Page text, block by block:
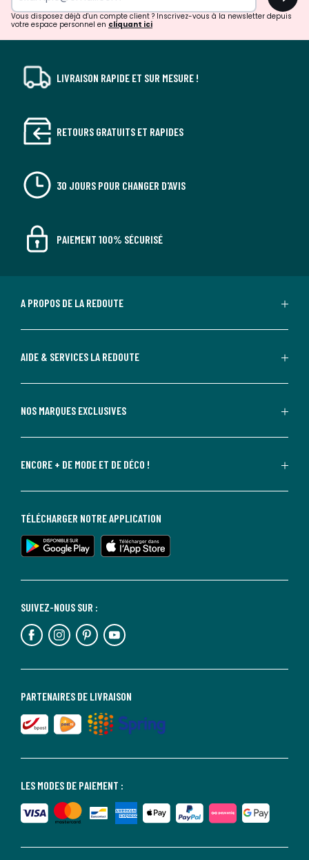
Vous disposez déjà d'un compte client ? Inscrivez-vous à la newsletter depuis
votre espace personnel en cliquant ici
LIVRAISON RAPIDE ET SUR MESURE !
RETOURS GRATUITS ET RAPIDES
30 JOURS POUR CHANGER D'AVIS
PAIEMENT 100% SÉCURISÉ
A PROPOS DE LA REDOUTE
AIDE & SERVICES LA REDOUTE
NOS MARQUES EXCLUSIVES
ENCORE + DE MODE ET DE DÉCO !
LES MODES DE PAIEMENT :
PARTENAIRES DE LIVRAISON
SUIVEZ-NOUS SUR :
TÉLÉCHARGER NOTRE APPLICATION